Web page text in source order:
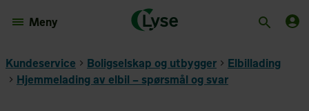
Meny
Kundeservice Boligselskap og utbygger
Elbillading
Hjemmelading av elbil – spørsmål og svar